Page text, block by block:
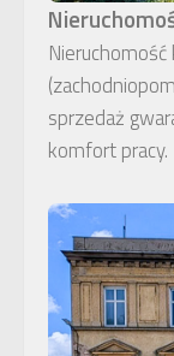
sprzedaż
komfort pracy.